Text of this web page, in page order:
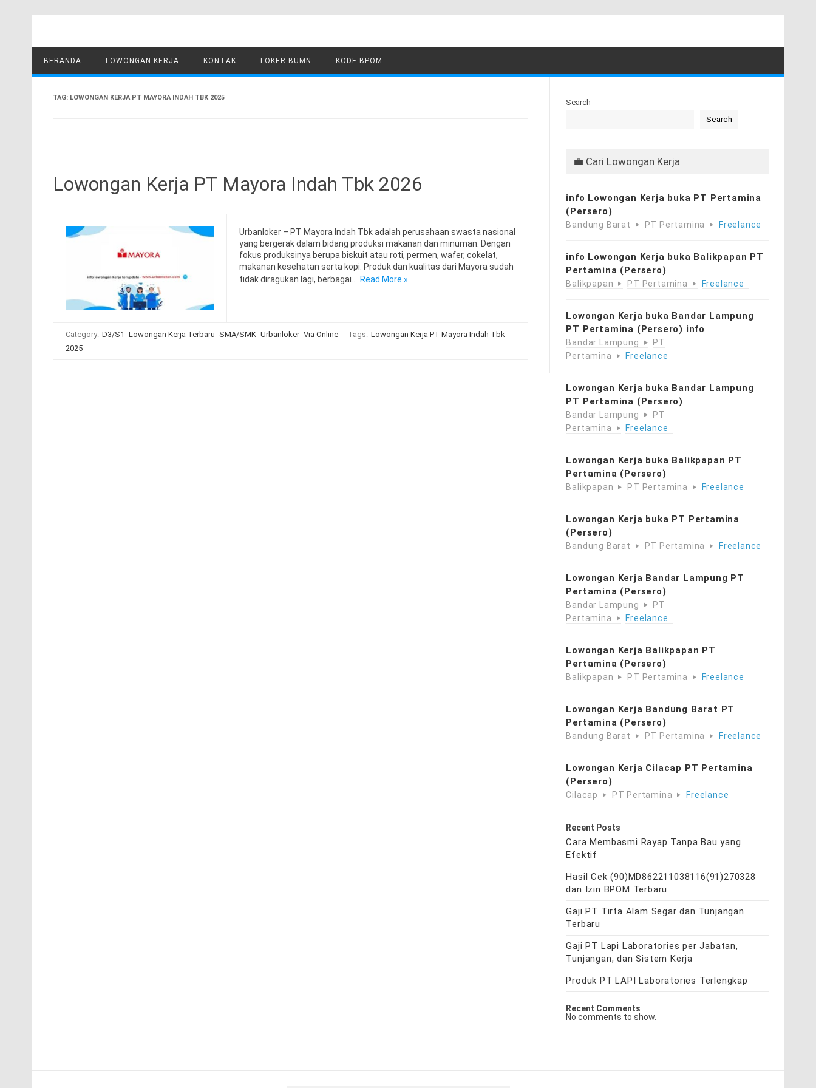
BERANDA LOWONGAN KERJA KONTAK LOKER BUMN KODE BPOM
TAG: LOWONGAN KERJA PT MAYORA INDAH TBK 2025
Lowongan Kerja PT Mayora Indah Tbk 2026
Urbanloker – PT Mayora Indah Tbk adalah perusahaan swasta nasional
yang bergerak dalam bidang produksi makanan dan minuman. Dengan
fokus produksinya berupa biskuit atau roti, permen, wafer, cokelat,
makanan kesehatan serta kopi. Produk dan kualitas dari Mayora sudah
tidak diragukan lagi, berbagai…
Read More »
Category: D3/S1 Lowongan Kerja Terbaru SMA/SMK Urbanloker Via Online Tags: Lowongan Kerja PT Mayora Indah Tbk
2025
Search
Search
💼 Cari Lowongan Kerja
info Lowongan Kerja buka PT Pertamina
(Persero)
Bandung Barat PT Pertamina Freelance
info Lowongan Kerja buka Balikpapan PT
Pertamina (Persero)
Balikpapan PT Pertamina Freelance
Lowongan Kerja buka Bandar Lampung
PT Pertamina (Persero) info
Bandar Lampung
PT
Pertamina
Freelance
Lowongan Kerja buka Bandar Lampung
PT Pertamina (Persero)
Bandar Lampung
PT
Pertamina
Freelance
Lowongan Kerja buka Balikpapan PT
Pertamina (Persero)
Balikpapan PT Pertamina Freelance
Lowongan Kerja buka PT Pertamina
(Persero)
Bandung Barat PT Pertamina Freelance
Lowongan Kerja Bandar Lampung PT
Pertamina (Persero)
Bandar Lampung
PT
Pertamina
Freelance
Lowongan Kerja Balikpapan PT
Pertamina (Persero)
Balikpapan PT Pertamina Freelance
Lowongan Kerja Bandung Barat PT
Pertamina (Persero)
Bandung Barat PT Pertamina Freelance
Lowongan Kerja Cilacap PT Pertamina
(Persero)
Cilacap PT Pertamina Freelance
Recent Posts
Cara Membasmi Rayap Tanpa Bau yang
Efektif
Hasil Cek (90)MD862211038116(91)270328
dan Izin BPOM Terbaru
Gaji PT Tirta Alam Segar dan Tunjangan
Terbaru
Gaji PT Lapi Laboratories per Jabatan,
Tunjangan, dan Sistem Kerja
Produk PT LAPI Laboratories Terlengkap
Recent Comments
No comments to show.